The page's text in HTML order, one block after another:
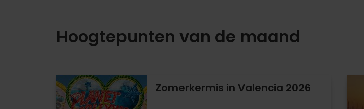
wils
Hoogtepunten van de maand
Zomerkermis in Valencia 2026